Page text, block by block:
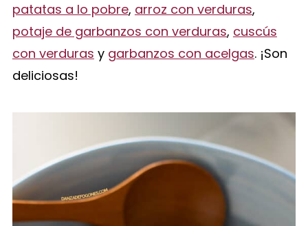
patatas a lo pobre, arroz con verduras,
potaje de garbanzos con verduras, cuscús
con verduras y garbanzos con acelgas. ¡Son
deliciosas!